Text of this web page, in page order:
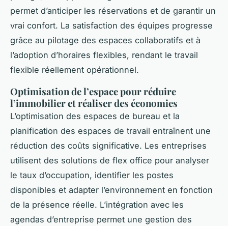
permet d’anticiper les réservations et de garantir un
vrai confort. La satisfaction des équipes progresse
grâce au pilotage des espaces collaboratifs et à
l’adoption d’horaires flexibles, rendant le travail
flexible réellement opérationnel.
Optimisation de l’espace pour réduire
l’immobilier et réaliser des économies
L’optimisation des espaces de bureau et la
planification des espaces de travail entraînent une
réduction des coûts significative. Les entreprises
utilisent des solutions de flex office pour analyser
le taux d’occupation, identifier les postes
disponibles et adapter l’environnement en fonction
de la présence réelle. L’intégration avec les
agendas d’entreprise permet une gestion des